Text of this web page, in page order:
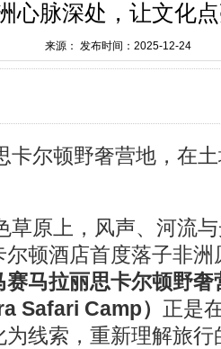
心脉深处，让文化
来源： 发布时间：2025-12-24
卡尔顿野奢营地，在
草原上，风声、河流
顿酒店首度落子非
赛马拉丽思卡尔顿野奢
Safari Camp） 正是
线索，重新理解旅行